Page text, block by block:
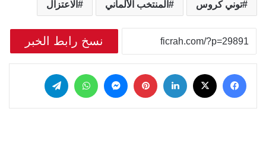
توني كروس المنتخب الألماني الاعتزال
نسخ رابط الخبر
فيسبوك لينكدإن بينتيريست
ماسنجر واتساب